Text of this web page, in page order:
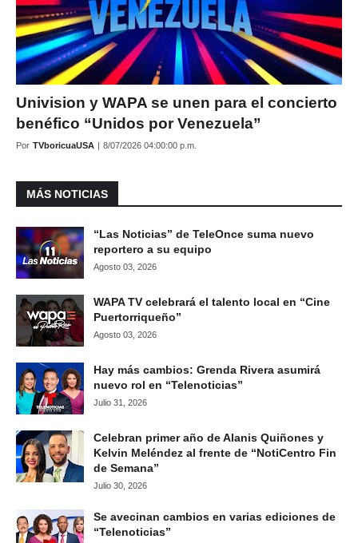
Univision y WAPA se unen para el concierto
benéfico “Unidos por Venezuela”
Por TVboricuaUSA | 8/07/2026 04:00:00 p.m.
MÁS NOTICIAS
“Las Noticias” de TeleOnce suma nuevo
reportero a su equipo
Agosto 03, 2026
WAPA TV celebrará el talento local en “Cine
Puertorriqueño”
Agosto 03, 2026
Hay más cambios: Grenda Rivera asumirá
nuevo rol en “Telenoticias”
Julio 31, 2026
Celebran primer año de Alanis Quiñones y
Kelvin Meléndez al frente de “NotiCentro Fin
de Semana”
Julio 30, 2026
Se avecinan cambios en varias ediciones de
“Telenoticias”